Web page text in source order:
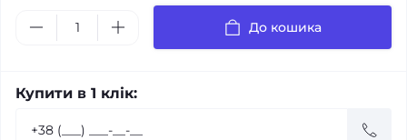
До кошика
Купити в 1 клік: